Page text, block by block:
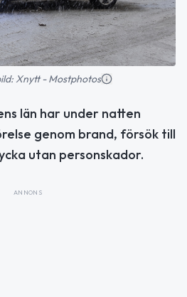
Xnytt - Mostphotos
län har under natten
genom brand, försök till
utan personskador.
ANNONS